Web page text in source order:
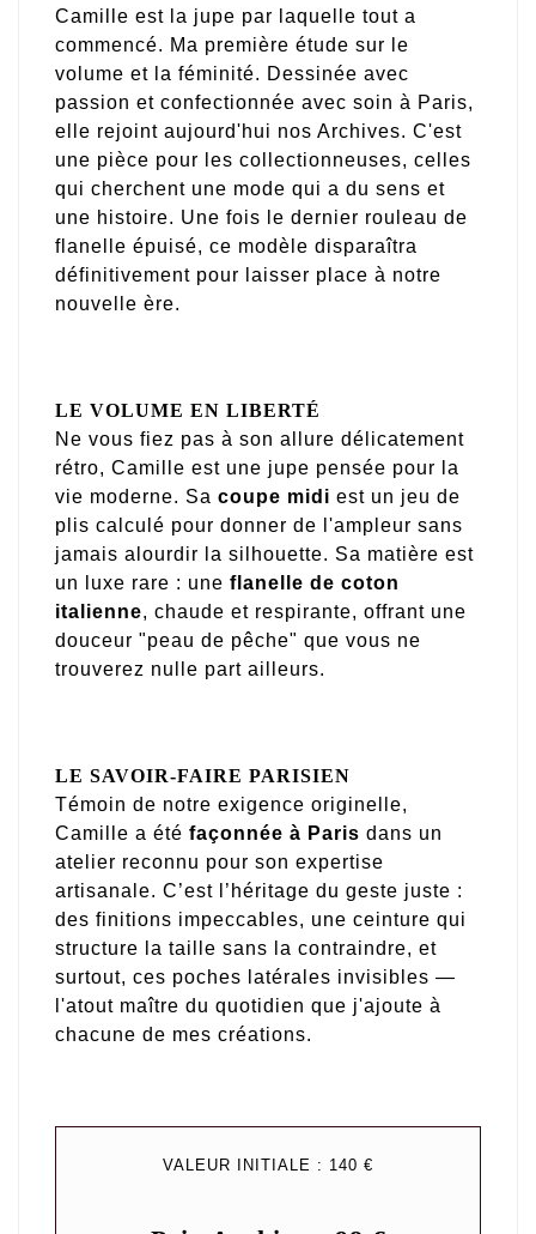
Camille est la jupe par laquelle tout a
commencé. Ma première étude sur le
volume et la féminité. Dessinée avec
passion et confectionnée avec soin à Paris,
elle rejoint aujourd'hui nos Archives. C'est
une pièce pour les collectionneuses, celles
qui cherchent une mode qui a du sens et
une histoire. Une fois le dernier rouleau de
flanelle épuisé, ce modèle disparaîtra
définitivement pour laisser place à notre
nouvelle ère.
LE VOLUME EN LIBERTÉ
Ne vous fiez pas à son allure délicatement
rétro, Camille est une jupe pensée pour la
vie moderne. Sa coupe midi est un jeu de
plis calculé pour donner de l'ampleur sans
jamais alourdir la silhouette. Sa matière est
un luxe rare : une flanelle de coton
italienne, chaude et respirante, offrant une
douceur "peau de pêche" que vous ne
trouverez nulle part ailleurs.
LE SAVOIR-FAIRE PARISIEN
Témoin de notre exigence originelle,
Camille a été façonnée à Paris dans un
atelier reconnu pour son expertise
artisanale. C’est l’héritage du geste juste :
des finitions impeccables, une ceinture qui
structure la taille sans la contraindre, et
surtout, ces poches latérales invisibles —
l'atout maître du quotidien que j'ajoute à
chacune de mes créations.
VALEUR INITIALE : 140 €